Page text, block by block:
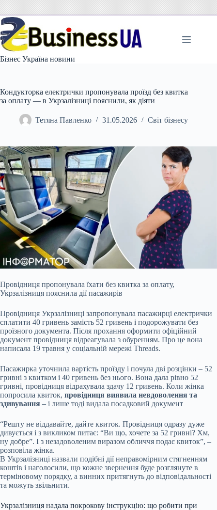
вмісту
Бізнес Україна новини
Кондукторка електрички пропонувала проїзд без квитка
за оплату — в Укрзалізниці пояснили, як діяти
Тетяна Павленко 31.05.2026 Світ бізнесу
Провідниця пропонувала їхати без квитка за оплату,
Укрзалізниця пояснила дії пасажирів
Провідниця Укрзалізниці запропонувала пасажирці електрички
сплатити 40 гривень замість 52 гривень і подорожувати без
проїзного документа. Після прохання оформити офіційний
документ провідниця відреагувала з обуренням. Про це вона
написала 19 травня у соціальній мережі Threads.
Пасажирка уточнила вартість проїзду і почула дві розцінки – 52
гривні з квитком і 40 гривень без нього. Вона дала рівно 52
гривні, провідниця відрахувала здачу 12 гривень. Коли жінка
попросила квиток, провідниця виявила невдоволення та
здивування – і лише тоді видала посадковий документ
“Решту не віддавайте, дайте квиток. Провідниця одразу дуже
дивується і з викликом питає: “Ви що, хочете за 52 гривні? Хм,
ну добре”. І з незадоволеним виразом обличчя подає квиток”, –
розповіла жінка.
В Укрзалізниці назвали подібні дії неправомірним стягненням
коштів і наголосили, що кожне звернення буде розглянуте в
терміновому порядку, а винних притягнуть до відповідальності
та можуть звільнити.
Укрзалізниця надала покрокову інструкцію: що робити при